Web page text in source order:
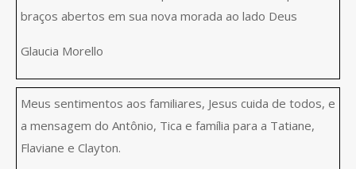
braços abertos em sua nova morada ao lado Deus
Glaucia Morello
Meus sentimentos aos familiares, Jesus cuida de todos, e
a mensagem do Antônio, Tica e família para a Tatiane,
Flaviane e Clayton.